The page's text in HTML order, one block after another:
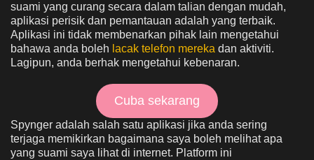
suami yang curang secara dalam talian dengan mudah,
aplikasi perisik dan pemantauan adalah yang terbaik.
Aplikasi ini tidak membenarkan pihak lain mengetahui
bahawa anda boleh lacak telefon mereka dan aktiviti.
Lagipun, anda berhak mengetahui kebenaran.
Cuba sekarang
Spynger adalah salah satu aplikasi jika anda sering
terjaga memikirkan bagaimana saya boleh melihat apa
yang suami saya lihat di internet. Platform ini